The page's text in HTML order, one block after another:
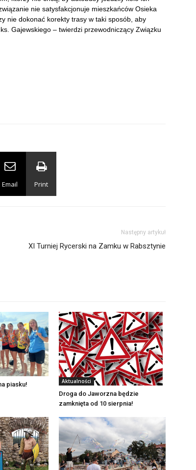
nie satysfakcjonuje mieszkańców Osieka
nie dokonać korekty trasy w taki sposób, aby
Gajewskiego – twierdzi przewodniczący Związku
Email Print
Następny artykuł
XI Turniej Rycerski na Zamku w Rabsztynie
piasku! Aktualności
Droga do Jaworzna będzie
zamknięta od 10 sierpnia!